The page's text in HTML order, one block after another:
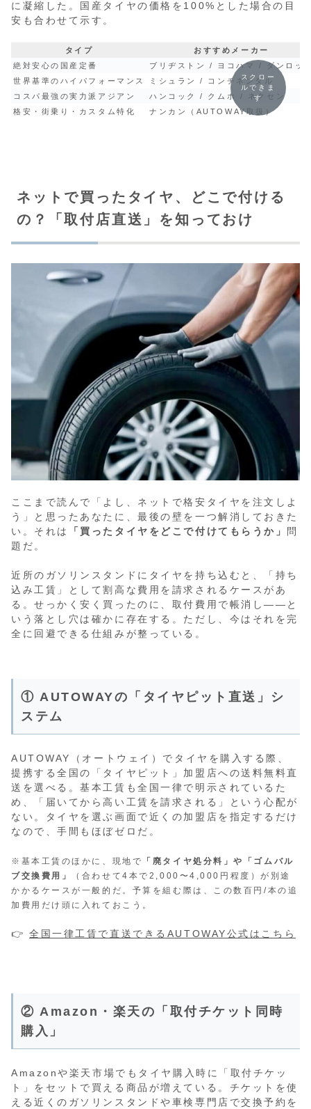
に凝縮した。国産タイヤの価格を100%とした場合の目
安も合わせて示す。
タイプ
おすすめメーカー
絶対安心の国産定番
ブリヂストン / ヨコハマ / ダンロッ
世界基準のハイパフォーマンス
ミシュラン / コンチネンタル
コスパ最強の実力派アジアン
ハンコック / クムホ / ネクセン
格安・街乗り・カスタム特化
ナンカン（AUTOWAY取扱）
スクロー
ルできま
す
ネットで買ったタイヤ、どこで付ける
の？「取付店直送」を知っておけ
ここまで読んで「よし、ネットで格安タイヤを注文しよ
う」と思ったあなたに、最後の壁を一つ解消しておきた
い。それは
「買ったタイヤをどこで付けてもらうか」 問
題だ。
近所のガソリンスタンドにタイヤを持ち込むと、「持ち
込み工賃」として割高な費用を請求されるケースがあ
る。せっかく安く買ったのに、取付費用で帳消し——と
いう落とし穴は確かに存在する。ただし、今はそれを完
全に回避できる仕組みが整っている。
① AUTOWAYの「タイヤピット直送」シ
ステム
AUTOWAY（オートウェイ）でタイヤを購入する際、
提携する全国の「タイヤピット」加盟店への送料無料直
送を選べる。基本工賃も全国一律で明示されているた
め、「届いてから高い工賃を請求される」という心配が
ない。タイヤを選ぶ画面で近くの加盟店を指定するだけ
なので、手間もほぼゼロだ。
※基本工賃のほかに、現地で
「廃タイヤ処分料」や「ゴムバル
ブ交換費用」
（合わせて4本で2,000〜4,000円程度）が別途
かかるケースが一般的だ。予算を組む際は、この数百円/本の追
加費用だけ頭に入れておこう。
👉全国一律工賃で直送できるAUTOWAY公式はこちら
② Amazon・楽天の「取付チケット同時
購入」
Amazonや楽天市場でもタイヤ購入時に「取付チケッ
ト」をセットで買える商品が増えている。チケットを使
える近くのガソリンスタンドや車検専門店で交換予約を